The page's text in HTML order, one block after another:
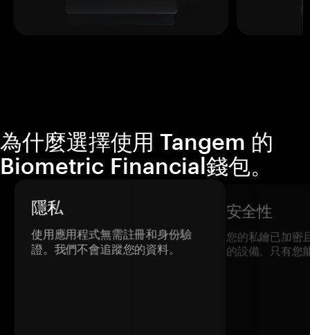
為什麼選擇使用 Tangem 的
Biometric Financial錢包。
隱私
使用應用程式無需註冊和身份驗
證。我們不會追蹤您的資料。
安全性
您的私鑰已加密
的設備。只有您